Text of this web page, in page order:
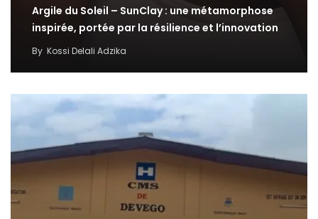
Argile du Soleil – SunClay : une métamorphose
inspirée, portée par la résilience et l’innovation
By Kossi Delali Adzika